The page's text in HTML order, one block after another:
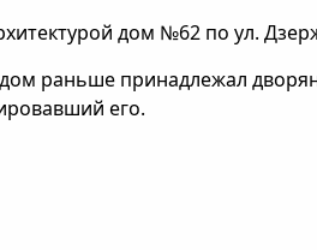
дом №62 по ул.
раньше принадлежал
его.